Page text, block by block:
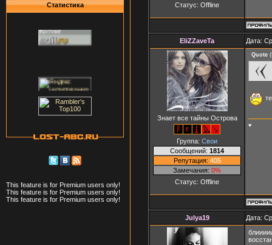
Статистика
This feature is for Premium users only!
This feature is for Premium users only!
This feature is for Premium users only!
Статус: Offline
EliZZaveTa Дата:
Знает все тайны Острова
Группа: Свои
Сообщений: 1814
Репутация: 405
Замечания: 0%
Статус: Offline
Quote (
♥
Julya19 Дата: